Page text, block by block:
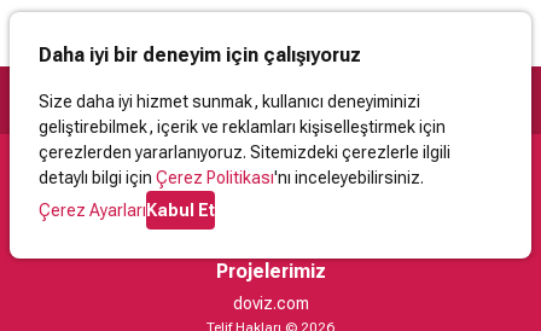
Daha iyi bir deneyim için çalışıyoruz
Size daha iyi hizmet sunmak, kullanıcı deneyiminizi
geliştirebilmek, içerik ve reklamları kişiselleştirmek için
çerezlerden yararlanıyoruz. Sitemizdeki çerezlerle ilgili
detaylı bilgi için Çerez Politikası'nı inceleyebilirsiniz.
Çerez AyarlarıKabul Et
Destek
İletişimYardımKullanıcı Sözleşmesi
Projelerimiz
doviz.com
Telif Hakları © 2026